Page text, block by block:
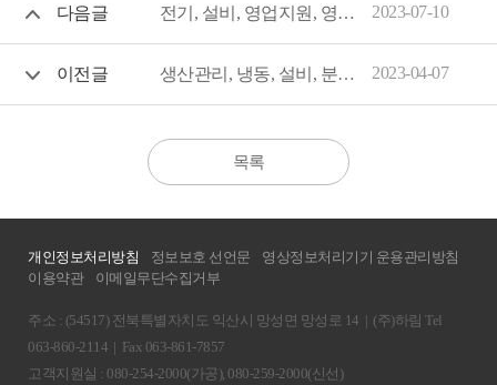
다음글 전기, 설비, 영업지원, 영업, 조리사, 급식지원, 구매 담당자 모집 2023-07-10
이전글 생산관리, 냉동, 설비, 분석, R&D, MD, 일반영업 등 담당자 모집 2023-04-07
목록
개인정보처리방침 정보보호 선언문
영상정보처리기기 운용관리방침
이용약관
이메일무단수집거부
주소 : (54517) 전북특별자치도 익산시 망성면 망성로 14 | (주)하림 Tel
063-860-2114 | Fax 063-861-7857
고객지원실 : 080-254-2000(가공), 080-259-2000(신선)